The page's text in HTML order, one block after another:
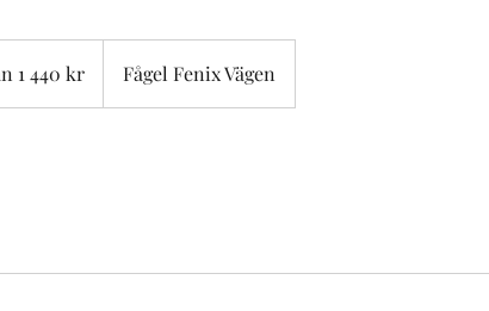
1 440 kr Fågel Fenix Vägen